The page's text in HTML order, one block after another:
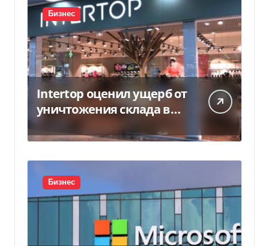
Бизнес
Intertop оценил ущерб от
уничтожения склада в
Бизнес